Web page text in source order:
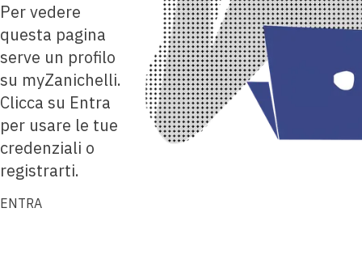
Per vedere
questa pagina
serve un profilo
su myZanichelli.
Clicca su Entra
per usare le tue
credenziali o
registrarti.
ENTRA